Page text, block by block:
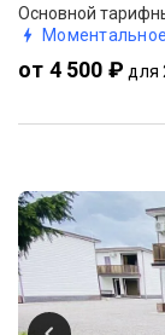
от 4 500 ₽ для